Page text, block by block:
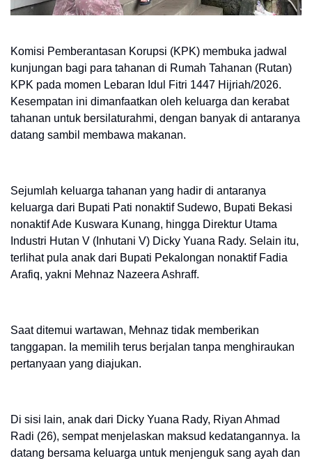
Komisi Pemberantasan Korupsi (KPK) membuka jadwal
kunjungan bagi para tahanan di Rumah Tahanan (Rutan)
KPK pada momen Lebaran Idul Fitri 1447 Hijriah/2026.
Kesempatan ini dimanfaatkan oleh keluarga dan kerabat
tahanan untuk bersilaturahmi, dengan banyak di antaranya
datang sambil membawa makanan.
Sejumlah keluarga tahanan yang hadir di antaranya
keluarga dari Bupati Pati nonaktif Sudewo, Bupati Bekasi
nonaktif Ade Kuswara Kunang, hingga Direktur Utama
Industri Hutan V (Inhutani V) Dicky Yuana Rady. Selain itu,
terlihat pula anak dari Bupati Pekalongan nonaktif Fadia
Arafiq, yakni Mehnaz Nazeera Ashraff.
Saat ditemui wartawan, Mehnaz tidak memberikan
tanggapan. Ia memilih terus berjalan tanpa menghiraukan
pertanyaan yang diajukan.
Di sisi lain, anak dari Dicky Yuana Rady, Riyan Ahmad
Radi (26), sempat menjelaskan maksud kedatangannya. Ia
datang bersama keluarga untuk menjenguk sang ayah dan